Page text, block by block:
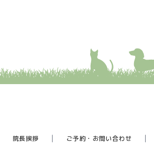
院長挨拶 ご予約・お問い合わせ